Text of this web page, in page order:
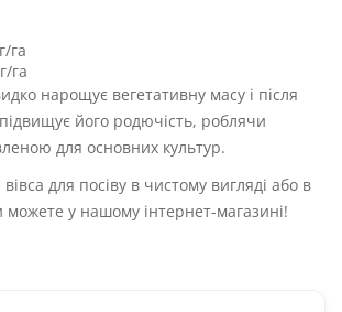
га
га
нарощує вегетативну масу і після
його родючість, роблячи
для основних культур.
для посіву в чистому вигляді або в
можете у нашому інтернет-магазині!